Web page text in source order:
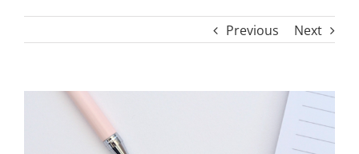
Previous Next